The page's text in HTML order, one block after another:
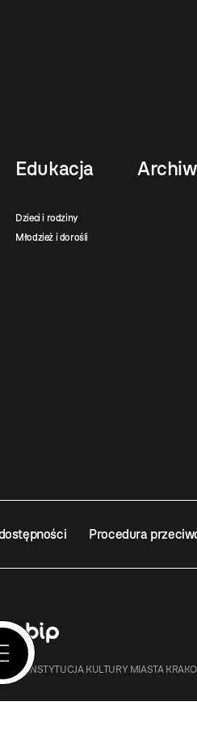
Edukacja
Dzieci i rodziny
Młodzież i dorośli
Procedura
– INSTYTUCJA KULTURY MIASTA